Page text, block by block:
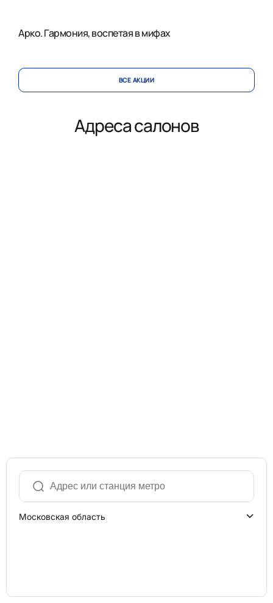
Арко. Гармония, воспетая в мифах
ВСЕ АКЦИИ
Адреса салонов
Московская область